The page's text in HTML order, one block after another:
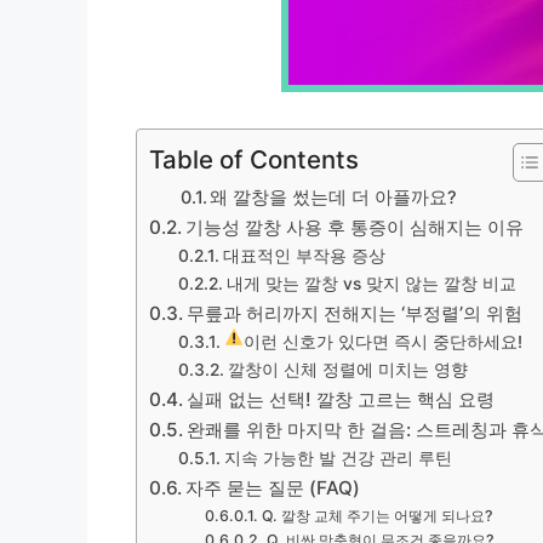
Table of Contents
왜 깔창을 썼는데 더 아플까요?
기능성 깔창 사용 후 통증이 심해지는 이유
대표적인 부작용 증상
내게 맞는 깔창 vs 맞지 않는 깔창 비교
무릎과 허리까지 전해지는 ‘부정렬’의 위험
이런 신호가 있다면 즉시 중단하세요!
깔창이 신체 정렬에 미치는 영향
실패 없는 선택! 깔창 고르는 핵심 요령
완쾌를 위한 마지막 한 걸음: 스트레칭과 휴
지속 가능한 발 건강 관리 루틴
자주 묻는 질문 (FAQ)
Q. 깔창 교체 주기는 어떻게 되나요?